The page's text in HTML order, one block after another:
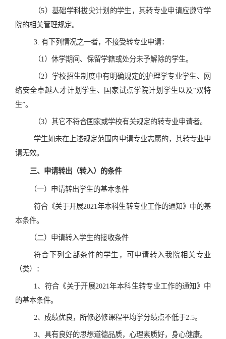
（5）基础学科拔尖计划的学生，其转专业申请应遵守学
院的相关管理规定。
3. 有下列情况之一者，不接受转专业申请：
（1）休学期间、保留学籍或处分未予解除的学生。
（2）学校招生制度中有明确规定的护理学专业学生、网
络安全卓越人才计划学生、国家试点学院计划学生以及“双特
生”。
（3）其它不符合国家或学校有关规定的转专业申请者。
学生如未在上述规定范围内申请专业志愿的，其转专业申
请无效。
三、申请转出（转入）的条件
（一）申请转出学生的基本条件
符合《关于开展2021年本科生转专业工作的通知》中的基
本条件。
（二）申请转入学生的接收条件
符合下列全部条件的学生，可申请转入我院相关专业
（类）：
1、符合《关于开展2021年本科生转专业工作的通知》中
的基本条件。
2、成绩优良，所修必修课程平均学分绩点不低于2.5。
3、具有良好的思想道德品质，心理素质好，身心健康。